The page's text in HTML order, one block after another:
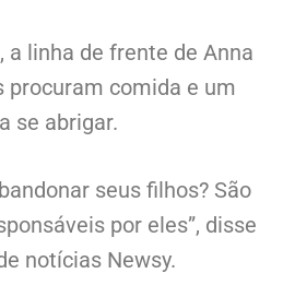
a linha de frente de Anna
procuram comida e um
se abrigar.
seus filhos? São
por eles”, disse
notícias Newsy.